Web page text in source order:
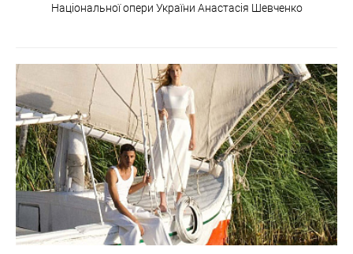
Національної опери України Анастасія Шевченко